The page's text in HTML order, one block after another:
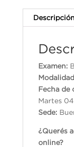
Descripción
Examen:
Fecha de
Martes
Sede:
¿Querés
online?